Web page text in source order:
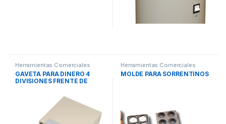
Herramientas Comerciales
GAVETA PARA DINERO 4
DIVISIONES FRENTE DE
Herramientas Comerciales
MOLDE PARA SORRENTINOS